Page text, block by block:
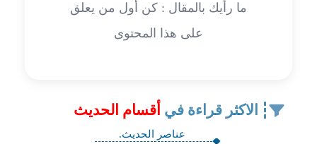
ما رأيك بالمقال : كن أول من يعلق
على هذا المحتوى
الاكثر قراءة في أقسام الحديث
عناصر الحديث.